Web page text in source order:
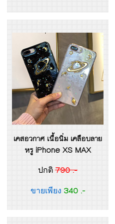
เคสอวกาศ เนื้อนิ่ม เคลือบลาย
หรู iPhone XS MAX
ปกติ 790 .-
ขายเพียง 340 .-